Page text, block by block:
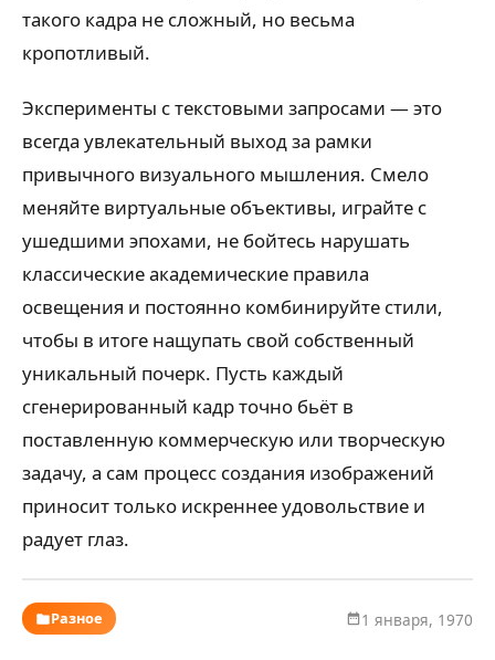
такого кадра не сложный, но весьма
кропотливый.
Эксперименты с текстовыми запросами — это
всегда увлекательный выход за рамки
привычного визуального мышления. Смело
меняйте виртуальные объективы, играйте с
ушедшими эпохами, не бойтесь нарушать
классические академические правила
освещения и постоянно комбинируйте стили,
чтобы в итоге нащупать свой собственный
уникальный почерк. Пусть каждый
сгенерированный кадр точно бьёт в
поставленную коммерческую или творческую
задачу, а сам процесс создания изображений
приносит только искреннее удовольствие и
радует глаз.
Разное 1 января, 1970